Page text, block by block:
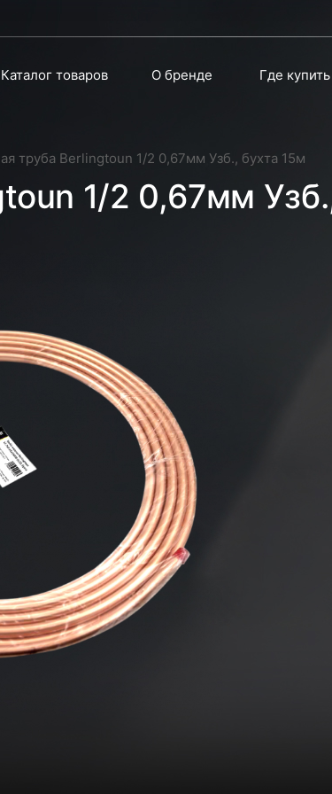
Каталог товаров О бренде Где купить
труба Berlingtoun 1/2 0,67мм Узб., бухта 15м
1/2 0,67мм